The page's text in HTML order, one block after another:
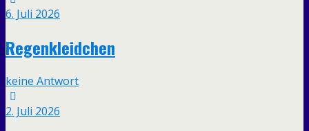
6. Juli 2026
Regenkleidchen
keine Antwort
2. Juli 2026